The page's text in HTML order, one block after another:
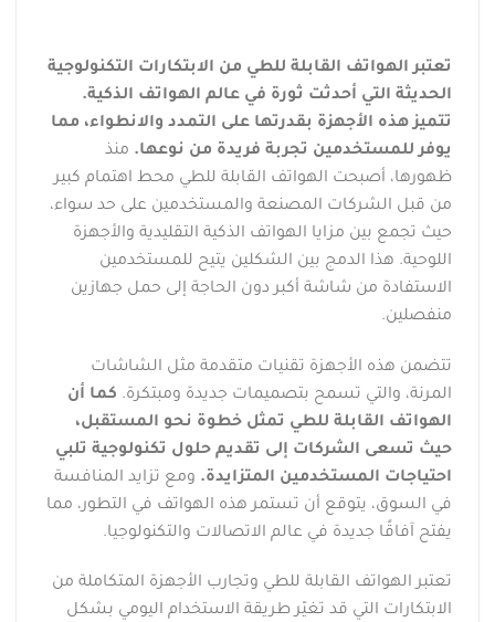
تعتبر الهواتف القابلة للطي من الابتكارات التكنولوجية
الحديثة التي أحدثت ثورة في عالم الهواتف الذكية.
تتميز هذه الأجهزة بقدرتها على التمدد والانطواء، مما
يوفر للمستخدمين تجربة فريدة من نوعها. منذ
ظهورها، أصبحت الهواتف القابلة للطي محط اهتمام كبير
من قبل الشركات المصنعة والمستخدمين على حد سواء،
حيث تجمع بين مزايا الهواتف الذكية التقليدية والأجهزة
اللوحية. هذا الدمج بين الشكلين يتيح للمستخدمين
الاستفادة من شاشة أكبر دون الحاجة إلى حمل جهازين
منفصلين.
تتضمن هذه الأجهزة تقنيات متقدمة مثل الشاشات
المرنة، والتي تسمح بتصميمات جديدة ومبتكرة. كما أن
الهواتف القابلة للطي تمثل خطوة نحو المستقبل،
حيث تسعى الشركات إلى تقديم حلول تكنولوجية تلبي
احتياجات المستخدمين المتزايدة. ومع تزايد المنافسة
في السوق، يتوقع أن تستمر هذه الهواتف في التطور، مما
يفتح آفاقًا جديدة في عالم الاتصالات والتكنولوجيا.
تعتبر الهواتف القابلة للطي وتجارب الأجهزة المتكاملة من
الابتكارات التي قد تغيّر طريقة الاستخدام اليومي بشكل